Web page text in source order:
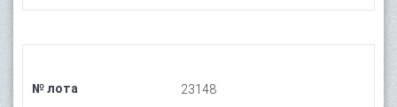
№ лота 23148